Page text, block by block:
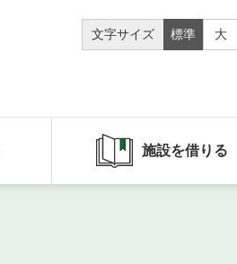
文字サイズ 標準 大
施設を借りる